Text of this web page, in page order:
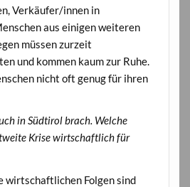
Verkäufer/innen in
aus einigen weiteren
müssen zurzeit
und kommen kaum zur Ruhe.
nicht oft genug für ihren
in Südtirol brach. Welche
Krise wirtschaftlich für
wirtschaftlichen Folgen sind